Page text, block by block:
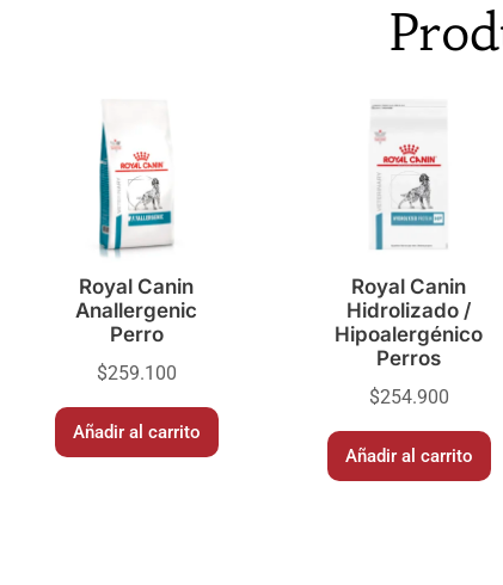
Royal Canin
Anallergenic
Perro
$259.100
Añadir al carrito
Royal Canin
Hidrolizado /
Hipoalergénico
Perros
$254.900
Añadir al carrito